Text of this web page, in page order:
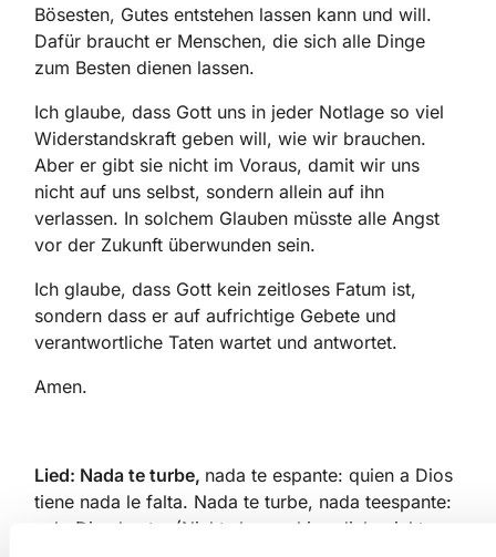
Bösesten, Gutes entstehen lassen kann und will.
Dafür braucht er Menschen, die sich alle Dinge
zum Besten dienen lassen.
Ich glaube, dass Gott uns in jeder Notlage so viel
Widerstandskraft geben will, wie wir brauchen.
Aber er gibt sie nicht im Voraus, damit wir uns
nicht auf uns selbst, sondern allein auf ihn
verlassen. In solchem Glauben müsste alle Angst
vor der Zukunft überwunden sein.
Ich glaube, dass Gott kein zeitloses Fatum ist,
sondern dass er auf aufrichtige Gebete und
verantwortliche Taten wartet und antwortet.
Amen.
Lied: Nada te turbe, nada te espante: quien a Dios
tiene nada le falta. Nada te turbe, nada teespante:
solo Dios basta. (Nichts beunruhige dich, nicht